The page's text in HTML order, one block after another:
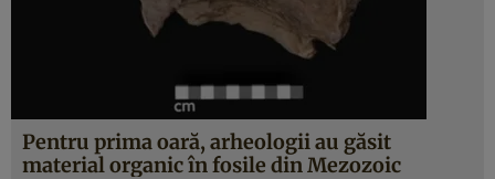
Pentru prima oară, arheologii au găsit
material organic în fosile din Mezozoic